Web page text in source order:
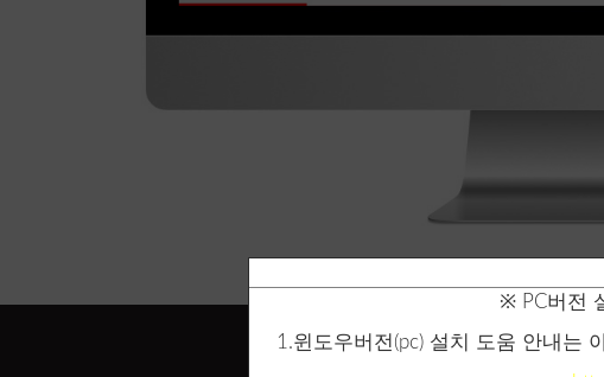
※ PC버전
1.윈도우버전(pc) 설치 도움 안내는